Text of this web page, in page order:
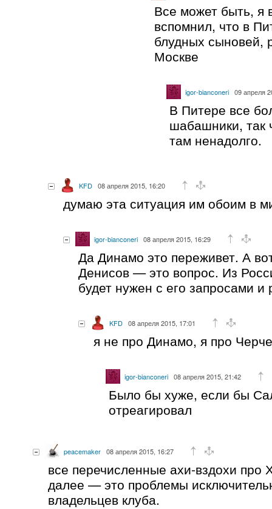
Все может быть, я
вспомнил, что в
блудных сыновей,
Москве
igor-bianconeri 09 апреля
В Питере все
шабашники,
там ненадолго.
KFD 08 апреля 2015, 16:20
думаю эта ситуация им обоим в
igor-bianconeri 08 апреля 2015, 16:29
Да Динамо это переживет. А
Денисов — это вопрос. Из
будет нужен с его запросами и
KFD 08 апреля 2015, 17:01
я не про Динамо, я про
igor-bianconeri 08 апреля 2015, 21:42
Было бы хуже, если бы
отреагировал
peacemaker 08 апреля 2015, 16:27
все перечисленные ахи-вздохи про
далее — это проблемы
владельцев клуба.